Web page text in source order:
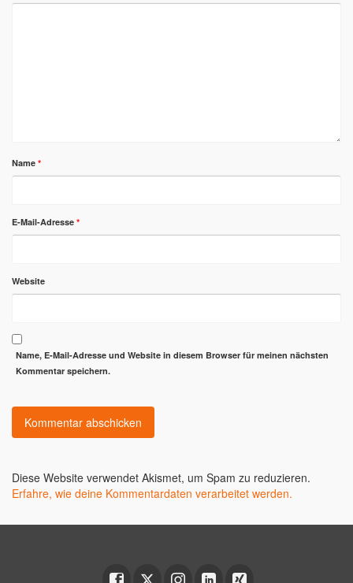
Name *
E-Mail-Adresse *
Website
Name, E-Mail-Adresse und Website in diesem Browser für meinen nächsten
Kommentar speichern.
Diese Website verwendet Akismet, um Spam zu reduzieren.
Erfahre, wie deine Kommentardaten verarbeitet werden.